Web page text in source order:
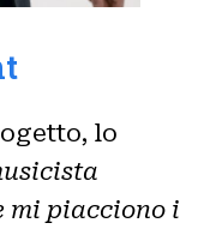
lo
mi piacciono i